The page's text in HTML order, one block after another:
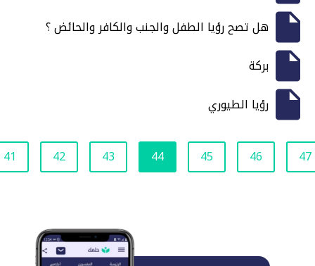
هل تصح رؤيا الطفل والجنب والكافر والحائض ؟
بركة
رؤيا الطيوري
41 42 43 44 45 46 47